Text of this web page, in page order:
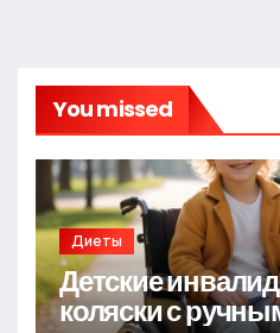
You missed
Диеты
Детские
коляски с